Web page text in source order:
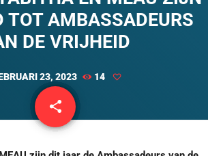
TOT AMBASSADEURS
DE VRIJHEID
23, 2023 14
share
email